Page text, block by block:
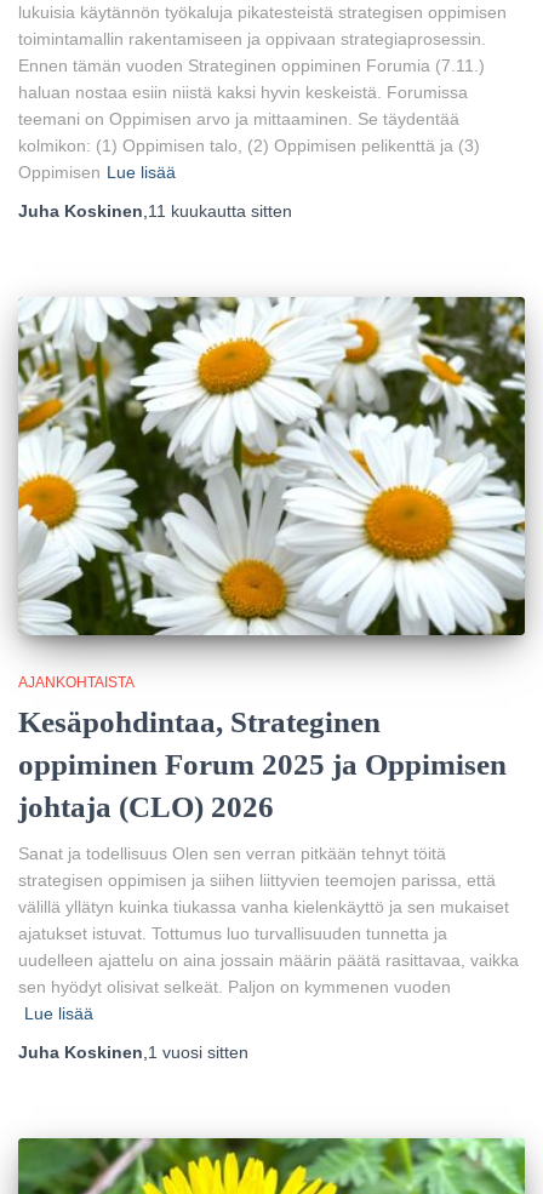
lukuisia käytännön työkaluja pikatesteistä strategisen oppimisen
toimintamallin rakentamiseen ja oppivaan strategiaprosessin.
Ennen tämän vuoden Strateginen oppiminen Forumia (7.11.)
haluan nostaa esiin niistä kaksi hyvin keskeistä. Forumissa
teemani on Oppimisen arvo ja mittaaminen. Se täydentää
kolmikon: (1) Oppimisen talo, (2) Oppimisen pelikenttä ja (3)
Oppimisen Lue lisää
Juha Koskinen,11 kuukautta sitten
AJANKOHTAISTA
Kesäpohdintaa, Strateginen
oppiminen Forum 2025 ja Oppimisen
johtaja (CLO) 2026
Sanat ja todellisuus Olen sen verran pitkään tehnyt töitä
strategisen oppimisen ja siihen liittyvien teemojen parissa, että
välillä yllätyn kuinka tiukassa vanha kielenkäyttö ja sen mukaiset
ajatukset istuvat. Tottumus luo turvallisuuden tunnetta ja
uudelleen ajattelu on aina jossain määrin päätä rasittavaa, vaikka
sen hyödyt olisivat selkeät. Paljon on kymmenen vuoden
Lue lisää
Juha Koskinen 1 vuosi sitten